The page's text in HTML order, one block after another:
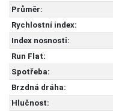
Průměr:
Rychlostní index:
Index nosnosti:
Run Flat:
Spotřeba:
Brzdná dráha:
Hlučnost: